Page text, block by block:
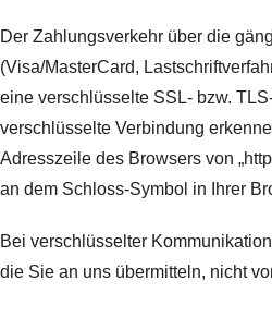
Der Zahlungsverkehr über die
(Visa/MasterCard,
eine verschlüsselte SSL- bzw.
verschlüsselte Verbindung
Adresszeile des Browsers von
an dem Schloss-Symbol in Ihrer
Bei verschlüsselter
die Sie an uns übermitteln, nicht